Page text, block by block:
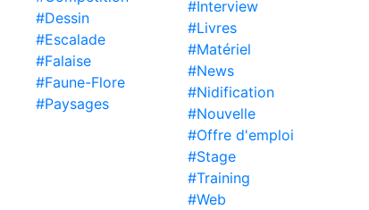
#Dessin
#Escalade
#Falaise
#Faune-Flore
#Paysages
#Interview
#Livres
#Matériel
#News
#Nidification
#Nouvelle
#Offre d'emploi
#Stage
#Training
#Web